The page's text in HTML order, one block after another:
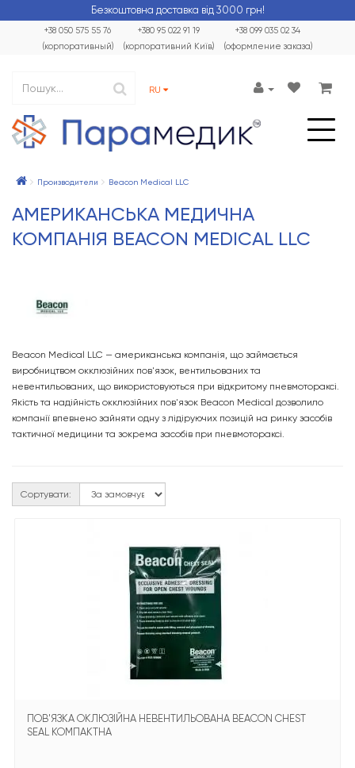
Безкоштовна доставка від 3000 грн!
+38 099 035 02 34
(оформление заказа)
+38 050 575 55 76
(корпоративный)
+380 95 022 91 19
(корпоративний Київ)
RU
Производители Beacon Medical LLC
АМЕРИКАНСЬКА МЕДИЧНА
КОМПАНІЯ BEACON MEDICAL LLC
Beacon Medical LLC — американська компанія, що займається
виробництвом окклюзійних пов'язок, вентильованих та
невентильованих, що використовуються при відкритому пневмотораксі.
Якість та надійність окклюзійних пов'язок Beacon Medical дозволило
компанії впевнено зайняти одну з лідіруючих позицій на ринку засобів
тактичної медицини та зокрема засобів при пневмотораксі.
Сортувати:
ПОВ'ЯЗКА ОКЛЮЗІЙНА НЕВЕНТИЛЬОВАНА BEACON CHEST
SEAL КОМПАКТНА